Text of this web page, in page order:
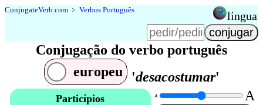
ConjugateVerb.com ﹥ Verbos Português língua
Conjugação do verbo português
europeu
'desacostumar'
Particípios A A